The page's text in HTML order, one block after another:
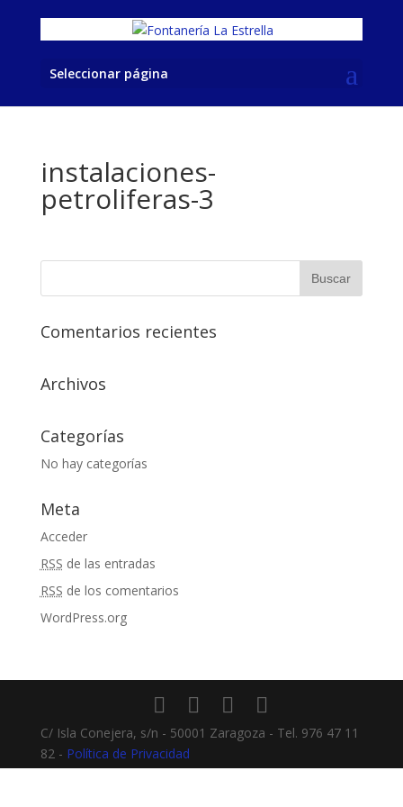
Seleccionar página
instalaciones-
petroliferas-3
Comentarios recientes
Archivos
Categorías
No hay categorías
Meta
Acceder
RSS de las entradas
RSS de los comentarios
WordPress.org
C/ Isla Conejera, s/n - 50001 Zaragoza - Tel. 976 47 11
82 - Política de Privacidad